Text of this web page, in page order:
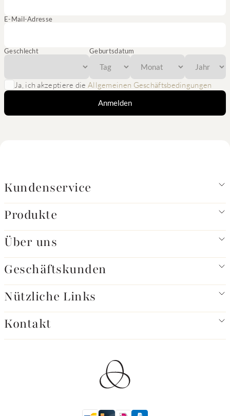
E-Mail-Adresse
Geschlecht Geburtsdatum
Ja, ich akzeptiere die Allgemeinen Geschäftsbedingungen
Anmelden
Kundenservice
Produkte
Über uns
Geschäftskunden
Nützliche Links
Kontakt